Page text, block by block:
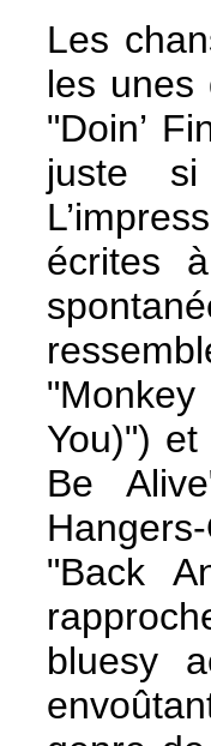
Les
les unes
"Doin’
juste
écrites
You)")
Be
"Back
bluesy